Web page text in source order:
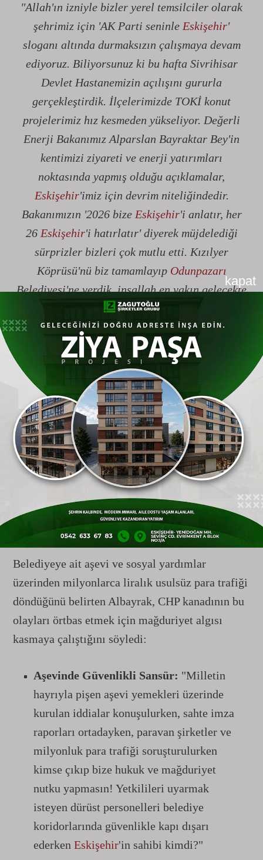
kapat
"Allah'ın izniyle bizler yerel temsilciler olarak
şehrimiz için 'AK Parti seninle Eskişehir'
sloganı altında durmaksızın çalışmaya devam
ediyoruz. Biliyorsunuz ki bu hafta Sivrihisar
Devlet Hastanemizin açılışını gururla
gerçekleştirdik. İlçelerimizde TOKİ konut
projelerimiz hız kesmeden yükseliyor. Değerli
Enerji Bakanımız Alparslan Bayraktar Bey'in
kentimizi ziyareti ve enerji yatırımları
noktasında yapmış olduğu açıklamalar,
Eskişehir'imiz için devrim niteliğindedir.
Bakanımızın '2026 bize Eskişehir'i anlatır, her
26 Eskişehir'i hatırlatır' diyerek müjdelediği
sürprizler bizleri çok mutlu etti. Kızılyer
Köprüsü'nü biz tamamlayıp Odunpazarı
Belediyesi'ne verdik, inşallah en yakın gelecekte
üst yapısını bitirip hizmete açacaklar.
Kalaba'nın önündeki yol çalışmasını da
bayramdan hemen sonra başlatıyoruz."
"Garibanın Boğazından Geçecek Aşevi
Lokmasına Göz Diktiler"
Konuşmasının tonunu sertleştiren Albayrak,
geçtiğimiz haftalardaEskişehirCumhuriyet
Başsavcılığı koordinesinde Tepebaşı
Belediyesi'ne düzenlenen ve aralarında belediye
başkan yardımcıları ile özel kalem müdürünün de
bulunduğu 15 kişinin tutuklandığı dev yolsuzluk
operasyonuna değindi.
Belediyeye ait aşevi ve sosyal yardımlar
üzerinden milyonlarca liralık usulsüz para trafiği
döndüğünü belirten Albayrak, CHP kanadının bu
olayları örtbas etmek için mağduriyet algısı
kasmaya çalıştığını söyledi:
Aşevinde Güvenlikli Sansür: "Milletin
hayrıyla pişen aşevi yemekleri üzerinde
kurulan iddialar konuşulurken, sahte imza
raporları ortadayken, paravan şirketler ve
milyonluk para trafiği soruşturulurken
kimse çıkıp bize hukuk ve mağduriyet
nutku yapmasın! Yetkilileri uyarmak
isteyen dürüst personelleri belediye
koridorlarında güvenlikle kapı dışarı
ederken Eskişehir'in sahibi kimdi?"